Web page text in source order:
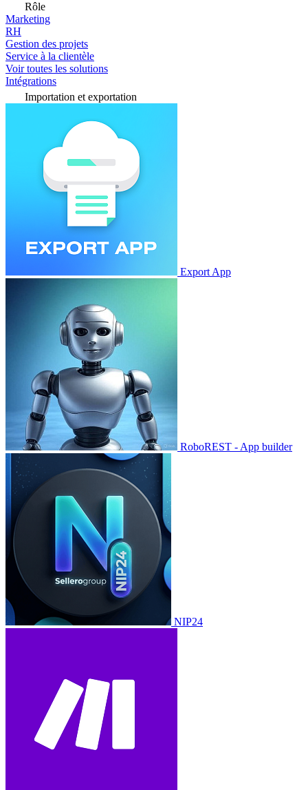
Rôle
Marketing
RH
Gestion des projets
Service à la clientèle
Voir toutes les solutions
Intégrations
Importation et exportation
Export App
RoboREST - App builder
NIP24